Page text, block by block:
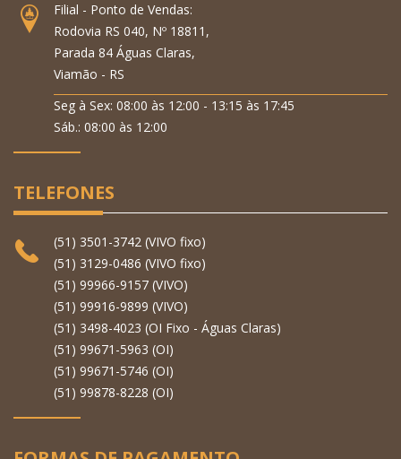
Filial - Ponto de Vendas:
Rodovia RS 040, Nº 18811,
Parada 84 Águas Claras,
Viamão - RS
Seg à Sex: 08:00 às 12:00 - 13:15 às 17:45
Sáb.: 08:00 às 12:00
TELEFONES
(51) 3501-3742 (VIVO fixo)
(51) 3129-0486 (VIVO fixo)
(51) 99966-9157 (VIVO)
(51) 99916-9899 (VIVO)
(51) 3498-4023 (OI Fixo - Águas Claras)
(51) 99671-5963 (OI)
(51) 99671-5746 (OI)
(51) 99878-8228 (OI)